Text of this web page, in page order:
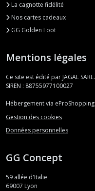
La cagnotte fidélité
Nos cartes cadeaux
GG Golden Loot
Mentions légales
Ce site est édité par JAGAL SARL.
SIREN : 88755977100027
Hébergement via eProShopping
Gestion des cookies
Données personnelles
GG Concept
59 allée d'Italie
69007 Lyon